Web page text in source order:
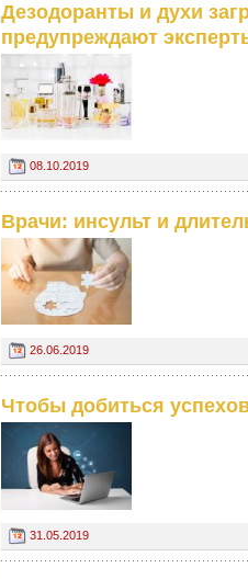
Дезодоранты и духи
предупреждают
08.10.2019
Врачи: инсульт и
26.06.2019
Чтобы добиться
31.05.2019